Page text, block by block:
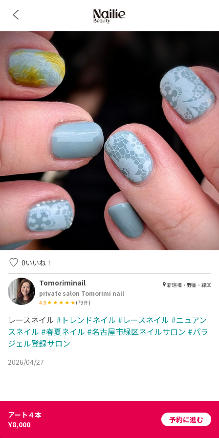
0いいね！
Tomoriminail
private salon Tomorimi nail
4.9 (79件)
新瑞橋・野並・緑区
レースネイル #トレンドネイル #レースネイル #ニュアン
スネイル #春夏ネイル #名古屋市緑区ネイルサロン #パラ
ジェル登録サロン
2026/04/27
アート４本
¥8,000
予約に進む